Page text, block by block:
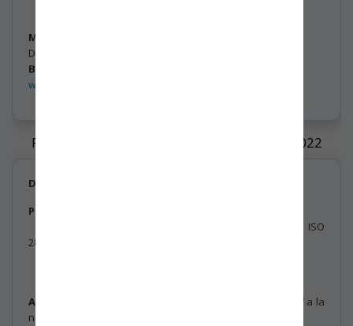
Miguel Velásquez Olea.
Director Ejecutivo
BASC Bogotá - Colombia
www.bascbogota.com
PLAN DE TRANSICIÓN NORMA ISO 28000:2022
De:
Para:
Organizaciones certificadas en la norma ISO
28000:2007.
Asunto:
Plan de transición de la norma ISO 28000:2007 a la
norma ISO 28000:2022.